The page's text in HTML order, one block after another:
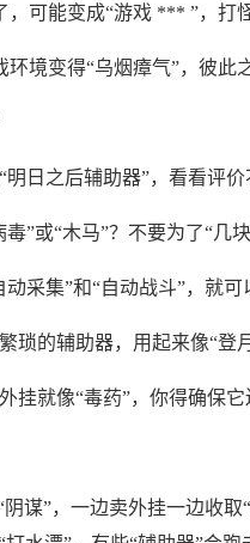
可能变成“游戏 *** ”，打
境变得“乌烟瘴气”，彼此
日之后辅助器”，看看评价
”或“木马”？不要为了“几块
采集”和“自动战斗”，就可
的辅助器，用起来像“登
就像“毒药”，你得确保它
谋”，一边卖外挂一边收